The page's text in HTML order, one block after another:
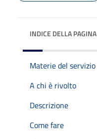
INDICE DELLA PAGINA
Materie del servizio
A chi è rivolto
Descrizione
Come fare